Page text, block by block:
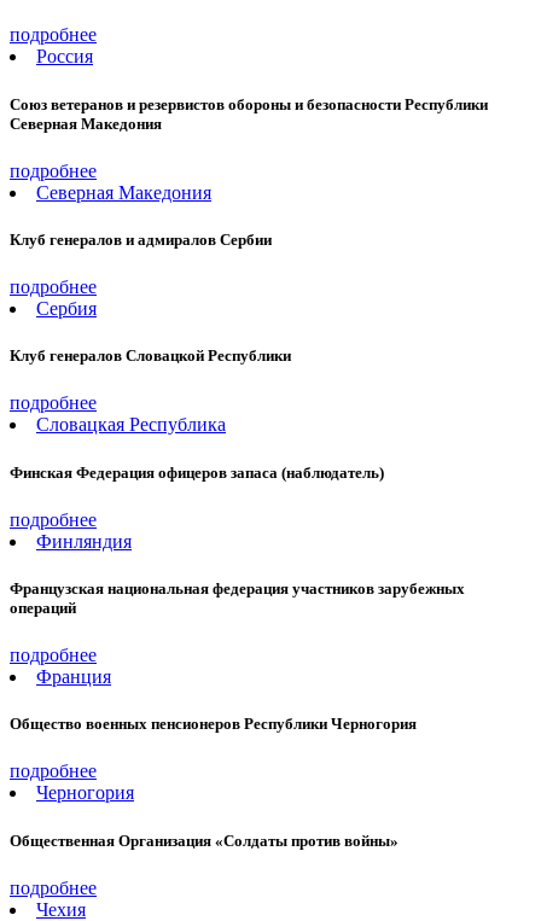
подробнее
Россия
Союз ветеранов и резервистов обороны и безопасности Республики
Северная Македония
подробнее
Северная Македония
Клуб генералов и адмиралов Сербии
подробнее
Сербия
Клуб генералов Словацкой Республики
подробнее
Словацкая Республика
Финская Федерация офицеров запаса (наблюдатель)
подробнее
Финляндия
Французская национальная федерация участников зарубежных
операций
подробнее
Франция
Общество военных пенсионеров Республики Черногория
подробнее
Черногория
Общественная Организация «Солдаты против войны»
подробнее
Чехия